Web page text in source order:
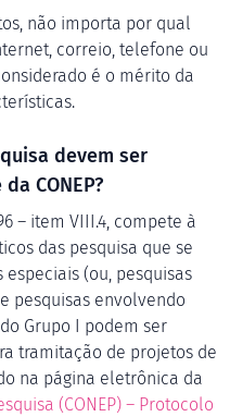
não importa por qual
correio, telefone ou
é o mérito da
devem ser
CONEP?
– item VIII.4, compete à
das pesquisa que se
(ou, pesquisas
pesquisas envolvendo
Grupo I podem ser
tramitação de projetos de
na página eletrônica da
(CONEP) – Protocolo